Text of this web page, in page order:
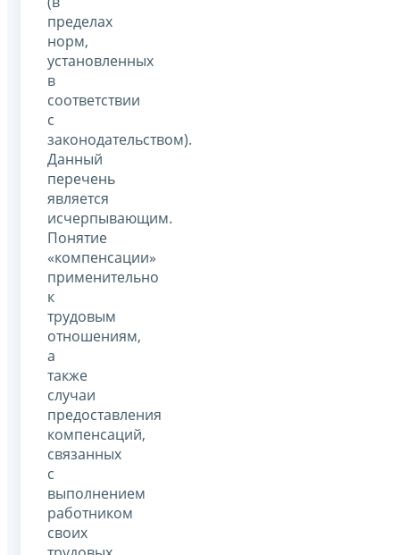
пределах
норм,
установленных
в
соответствии
с
законодательством).
Данный
перечень
является
исчерпывающим.
Понятие
«компенсации»
применительно
к
трудовым
отношениям,
а
также
случаи
предоставления
компенсаций,
связанных
с
выполнением
работником
своих